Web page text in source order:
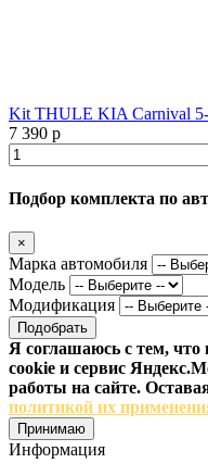
Kit THULE KIA Carnival
7 390 р
Подбор комплекта по
×
Марка автомобиля
Модель
Модификация
Подобрать
Я соглашаюсь с тем, что
cookie и сервис
работы на сайте.
политикой их
Принимаю
Информация